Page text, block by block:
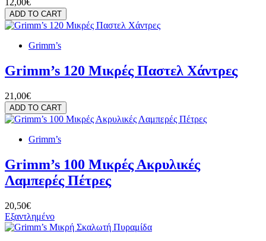
ADD TO CART
Grimm’s
Grimm’s 120 Μικρές Παστελ Χάντρες
21,00€
ADD TO CART
Grimm’s
Grimm’s 100 Μικρές Ακρυλικές
Λαμπερές Πέτρες
20,50€
Εξαντλημένο